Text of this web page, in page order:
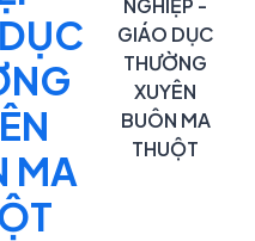
MA
GIÁO DỤC
THƯỜNG
XUYÊN
BUÔN MA
THUỘT